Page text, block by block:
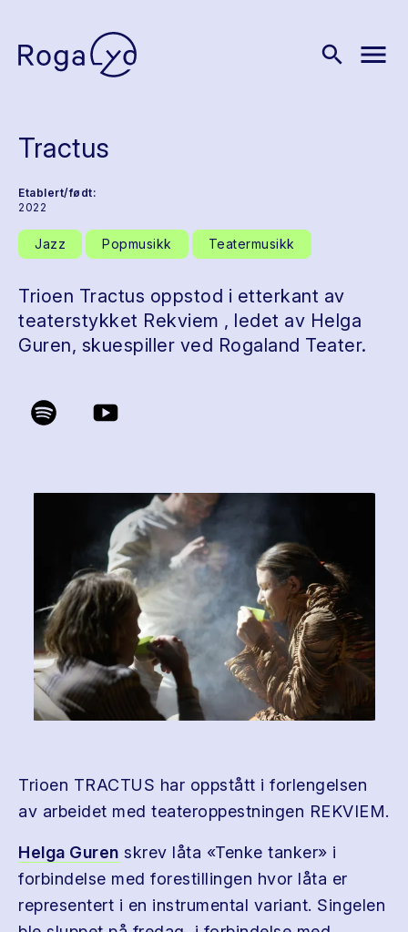
search menu
Tractus
Etablert/født:
2022
Jazz Popmusikk Teatermusikk
Trioen Tractus oppstod i etterkant av
teaterstykket Rekviem , ledet av Helga
Guren, skuespiller ved Rogaland Teater.
Trioen TRACTUS har oppstått i forlengelsen
av arbeidet med teateroppestningen REKVIEM.
Helga Guren skrev låta «Tenke tanker» i
forbindelse med forestillingen hvor låta er
representert i en instrumental variant. Singelen